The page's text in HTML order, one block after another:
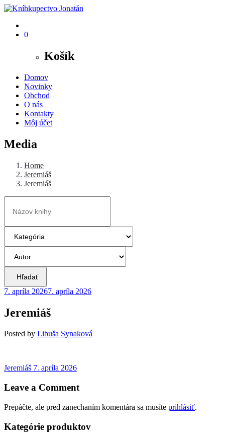
0
Košík
Domov
Novinky
Obchod
O nás
Kontakty
Môj účet
Media
Home
Jeremiáš
Jeremiáš
Hľadať
7. apríla 20267. apríla 2026
Jeremiáš
Posted by Libuša Synaková
Navigácia
v
Jeremiáš Previous
7. apríla 2026
Leave a Comment
Prepáčte, ale pred zanechaním komentára sa musíte prihlásiť.
Kategórie produktov